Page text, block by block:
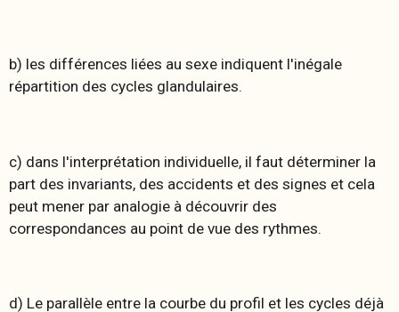
b) les différences liées au sexe indiquent l'inégale
répartition des cycles glandulaires.
c) dans l'interprétation individuelle, il faut déterminer la
part des invariants, des accidents et des signes et cela
peut mener par analogie à découvrir des
correspondances au point de vue des rythmes.
d) Le parallèle entre la courbe du profil et les cycles déjà